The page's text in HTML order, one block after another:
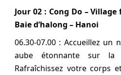
Jour 02 : Cong Do – Village
Baie d’halong – Hanoi
06.30-07.00 : Accueillez un
aube étonnante sur la
Rafraîchissez votre corps